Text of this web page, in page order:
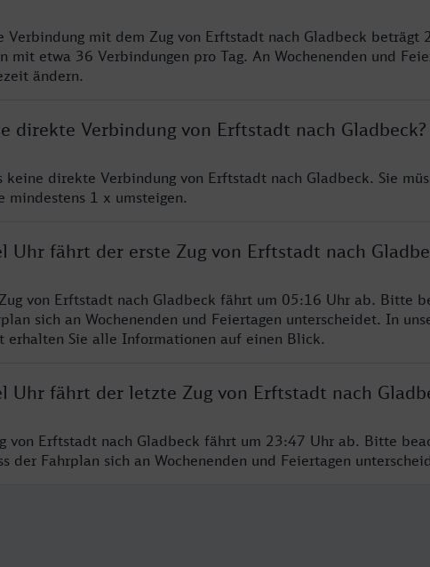
Verbindung mit dem Zug von Erftstadt nach Gladbeck beträgt
mit etwa 36 Verbindungen pro Tag. An Wochenenden und
ändern.
direkte Verbindung von Erftstadt nach Gladbeck?
keine direkte Verbindung von Erftstadt nach Gladbeck. Sie
mindestens 1 x umsteigen.
Uhr fährt der erste Zug von Erftstadt nach
von Erftstadt nach Gladbeck fährt um 05:16 Uhr ab. Bitte
sich an Wochenenden und Feiertagen unterscheidet. In
erhalten Sie alle Informationen auf einen Blick.
Uhr fährt der letzte Zug von Erftstadt nach
von Erftstadt nach Gladbeck fährt um 23:47 Uhr ab. Bitte
der Fahrplan sich an Wochenenden und Feiertagen